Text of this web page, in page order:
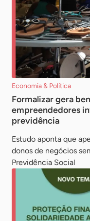
Economia & Política
Formalizar gera
empreendedores
previdência
Estudo aponta que
donos de negócios
Previdência Social